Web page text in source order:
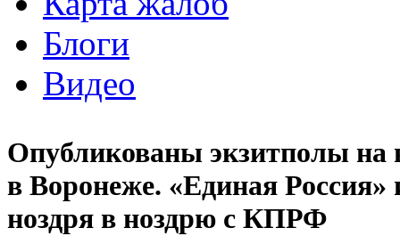
Блоги
Видео
Опубликованы экзитполы на
в Воронеже. «Единая Россия»
ноздря в ноздрю с КПРФ